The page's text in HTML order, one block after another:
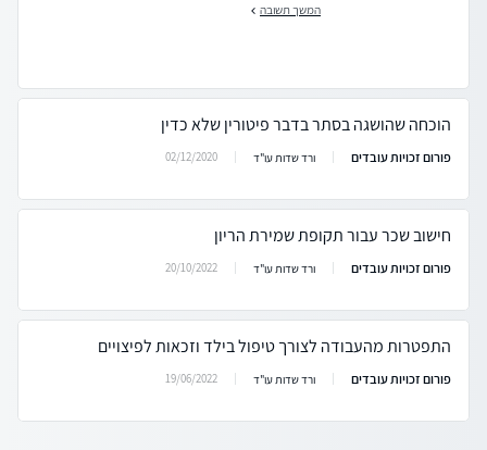
המשך תשובה
הוכחה שהושגה בסתר בדבר פיטורין שלא כדין
פורום זכויות עובדים ורד שדות עו"ד 02/12/2020
חישוב שכר עבור תקופת שמירת הריון
פורום זכויות עובדים ורד שדות עו"ד 20/10/2022
התפטרות מהעבודה לצורך טיפול בילד וזכאות לפיצויים
פורום זכויות עובדים ורד שדות עו"ד 19/06/2022